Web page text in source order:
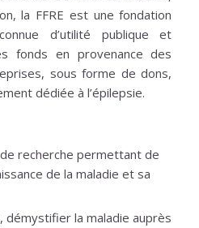
la FFRE est une fondation
d’utilité publique et
fonds en provenance des
sous forme de dons,
dédiée à l’épilepsie.
recherche permettant de
de la maladie et sa
la maladie auprès